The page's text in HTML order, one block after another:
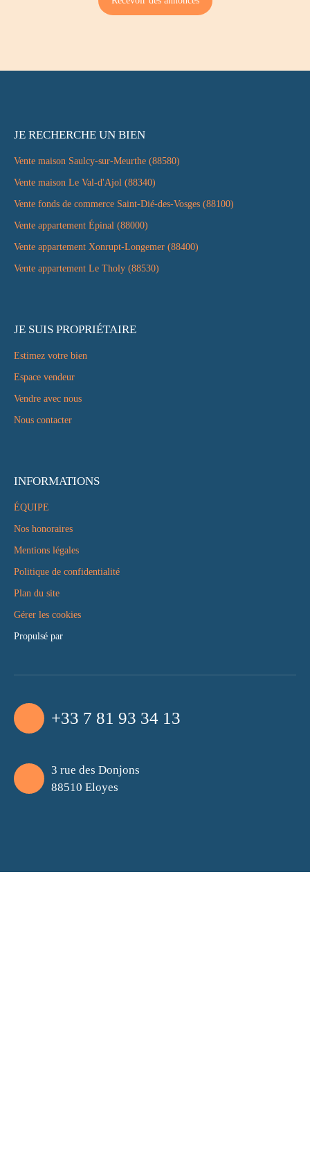
JE RECHERCHE UN BIEN
Vente maison Saulcy-sur-Meurthe (88580)
Vente maison Le Val-d'Ajol (88340)
Vente fonds de commerce Saint-Dié-des-Vosges (88100)
Vente appartement Épinal (88000)
Vente appartement Xonrupt-Longemer (88400)
Vente appartement Le Tholy (88530)
JE SUIS PROPRIÉTAIRE
Estimez votre bien
Espace vendeur
Vendre avec nous
Nous contacter
INFORMATIONS
ÉQUIPE
Nos honoraires
Mentions légales
Politique de confidentialité
Plan du site
Gérer les cookies
Propulsé par
+33 7 81 93 34 13
3 rue des Donjons
88510 Eloyes